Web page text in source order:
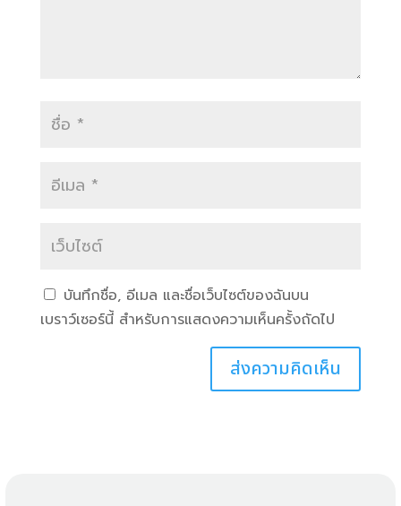
บันทึกชื่อ, อีเมล และชื่อเว็บไซต์ของฉันบน
เบราว์เซอร์นี้ สำหรับการแสดงความเห็นครั้งถัดไป